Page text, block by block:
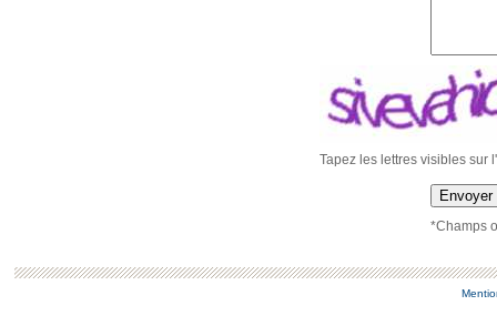
Tapez les lettres visibles sur
Envoyer
*Champs